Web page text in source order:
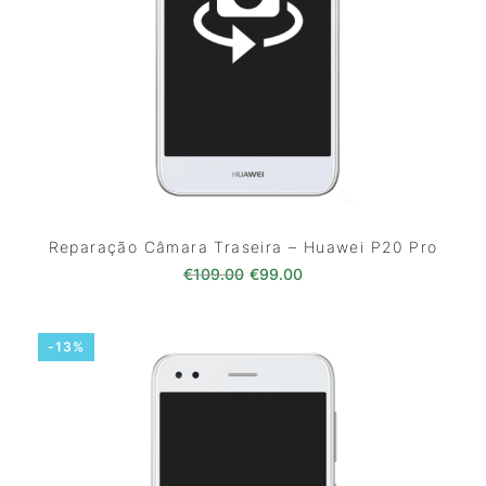
Reparação Câmara Traseira – Huawei P20 Pro
€109.00 O preço original era:
€99.00O preço atual é:
-13%